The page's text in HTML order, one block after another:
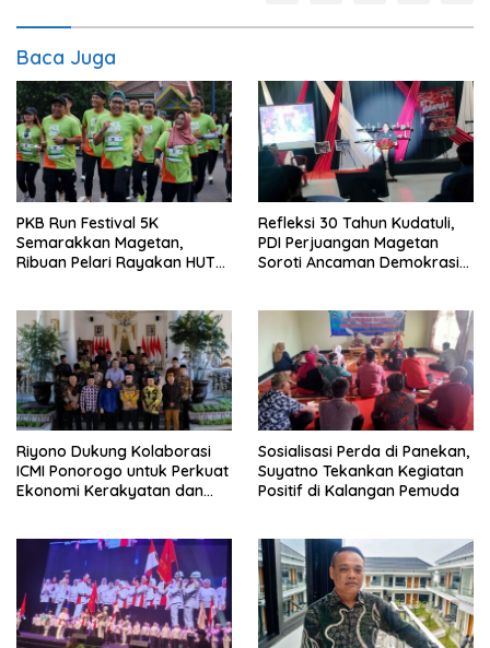
Baca Juga
PKB Run Festival 5K
Semarakkan Magetan,
Ribuan Pelari Rayakan HUT
Refleksi 30 Tahun Kudatuli,
PDI Perjuangan Magetan
Soroti Ancaman Demokrasi
Riyono Dukung Kolaborasi
ICMI Ponorogo untuk Perkuat
Ekonomi Kerakyatan dan
Sosialisasi Perda di Panekan,
Suyatno Tekankan Kegiatan
Positif di Kalangan Pemuda